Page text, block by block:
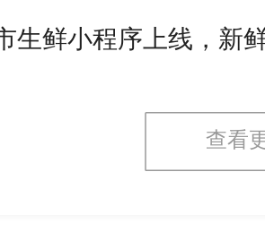
生鲜小程序上线，新
查看